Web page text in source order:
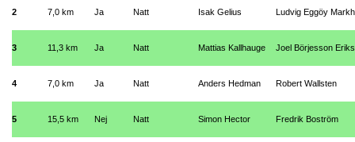
2 7,0 km Ja Natt Isak Gelius Ludvig Eggöy
3 11,3 km Ja Natt Mattias Kallhauge Joel Börjesson
4 7,0 km Ja Natt Anders Hedman Robert Wallsten
5 15,5 km Nej Natt Simon Hector Fredrik Boström